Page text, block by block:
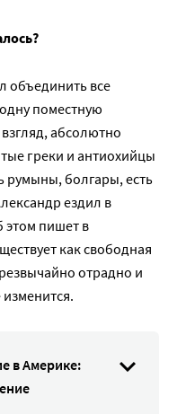
объединить все
поместную
абсолютно
греки и антиохийцы
румыны, болгары, есть
ездил в
этом пишет в
как свободная
отрадно и
в Америке: